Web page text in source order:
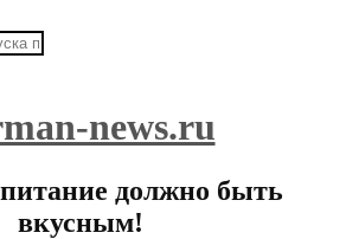
news.ru
питание должно быть
вкусным!